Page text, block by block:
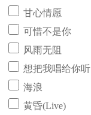
甘心情愿
可惜不是你
风雨无阻
想把我唱给你听
海浪
黄昏(Live)